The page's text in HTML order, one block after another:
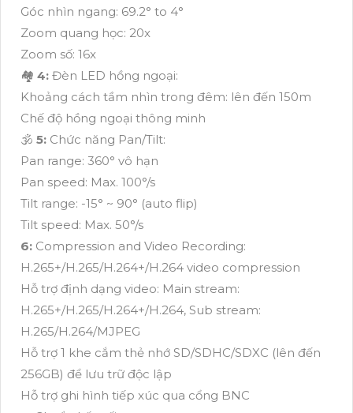
Góc nhìn ngang: 69.2° to 4°
Zoom quang học: 20x
Zoom số: 16x
🏘 4: Đèn LED hồng ngoại:
Khoảng cách tầm nhìn trong đêm: lên đến 150m
Chế độ hồng ngoại thông minh
🕉️ 5: Chức năng Pan/Tilt:
Pan range: 360° vô hạn
Pan speed: Max. 100°/s
Tilt range: -15° ~ 90° (auto flip)
Tilt speed: Max. 50°/s
6: Compression and Video Recording:
H.265+/H.265/H.264+/H.264 video compression
Hỗ trợ định dạng video: Main stream:
H.265+/H.265/H.264+/H.264, Sub stream:
H.265/H.264/MJPEG
Hỗ trợ 1 khe cắm thẻ nhớ SD/SDHC/SDXC (lên đến
256GB) để lưu trữ độc lập
Hỗ trợ ghi hình tiếp xúc qua cổng BNC